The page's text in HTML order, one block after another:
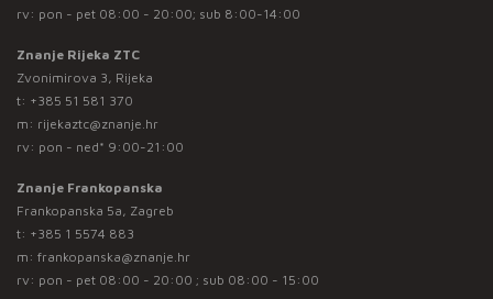
rv: pon - pet 08:00 - 20:00; sub 8:00-14:00
Znanje Rijeka ZTC
Zvonimirova 3, Rijeka
t: +385 51 581 370
m: rijekaztc@znanje.hr
rv: pon - ned* 9:00-21:00
Znanje Frankopanska
Frankopanska 5a, Zagreb
t: +385 1 5574 883
m: frankopanska@znanje.hr
rv: pon - pet 08:00 - 20:00 ; sub 08:00 - 15:00